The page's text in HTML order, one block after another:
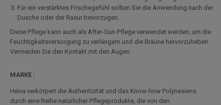
Für ein verstärktes Frischegefühl sollten Sie die Anwendung nach der
Dusche oder der Rasur bevorzugen.
Diese Pflege kann auch als After-Sun-Pflege verwendet werden, um die
Feuchtigkeitsversorgung zu verlängern und die Bräune hervorzuheben.
Vermeiden Sie den Kontakt mit den Augen.
MARKE :
Heïva verkörpert die Authentizität und das Know-how Polynesiens
durch eine Reihe natürlicher Pflegeprodukte, die von den